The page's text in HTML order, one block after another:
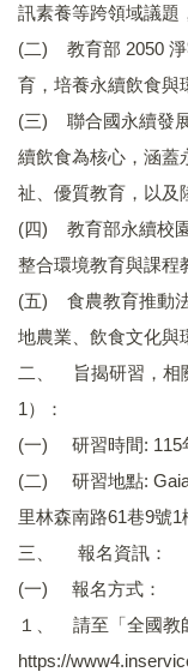
訊素養等跨領域議題
(二) 教育部 2050 淨
育，培養永續飲食與
(三) 聯合國永續發
續飲食為核心，涵蓋
祉、優質教育，以及
(四) 教育部永續校
整合環境教育與課程
(五) 食農教育推動
地農業、飲食文化與
二、 旨揭研習，相
1）：
(一) 研習時間: 115
(二) 研習地點: Gaia
里林森南路61巷9號1
三、 報名資訊：
(一) 報名方式：
１、 請至「全國教
https://